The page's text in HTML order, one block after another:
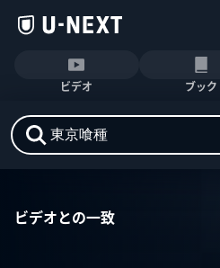
ビデオ ブック
ビデオとの一致